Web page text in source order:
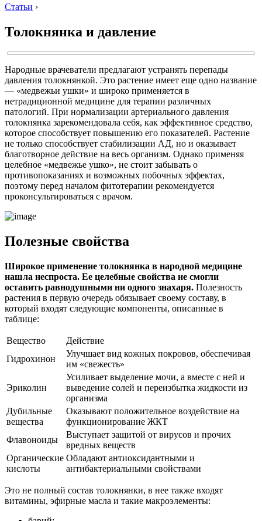
Статьи ›
Толокнянка и давление
Народные врачеватели предлагают устранять перепады
давления толокнянкой. Это растение имеет еще одно название
— «медвежьи ушки» и широко применяется в
нетрадиционной медицине для терапии различных
патологий. При нормализации артериального давления
толокнянка зарекомендовала себя, как эффективное средство,
которое способствует повышению его показателей. Растение
не только способствует стабилизации АД, но и оказывает
благотворное действие на весь организм. Однако применяя
целебное «медвежье ушко», не стоит забывать о
противопоказаниях и возможных побочных эффектах,
поэтому перед началом фитотерапии рекомендуется
проконсультироваться с врачом.
Полезные свойства
Широкое применение толокнянка в народной медицине
нашла неспроста. Ее целебные свойства не смогли
оставить равнодушными ни одного знахаря. Полезность
растения в первую очередь обязывает своему составу, в
который входят следующие компоненты, описанные в
таблице:
Вещество
Действие
Гидрохинон
Улучшает вид кожных покровов, обеспечивая
им «свежесть»
Эриколин
Усиливает выделение мочи, а вместе с ней и
выведение солей и переизбытка жидкости из
организма
Дубильные
вещества
Оказывают положительное воздействие на
функционирование ЖКТ
Флавоноиды
Выступает защитой от вирусов и прочих
вредных веществ
Органические
кислоты
Обладают антиоксидантными и
антибактериальными свойствами
Это не полный состав толокнянки, в нее также входят
витамины, эфирные масла и такие макроэлементы: